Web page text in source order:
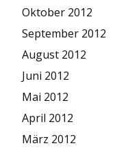
Oktober 2012
September 2012
August 2012
Juni 2012
Mai 2012
April 2012
März 2012